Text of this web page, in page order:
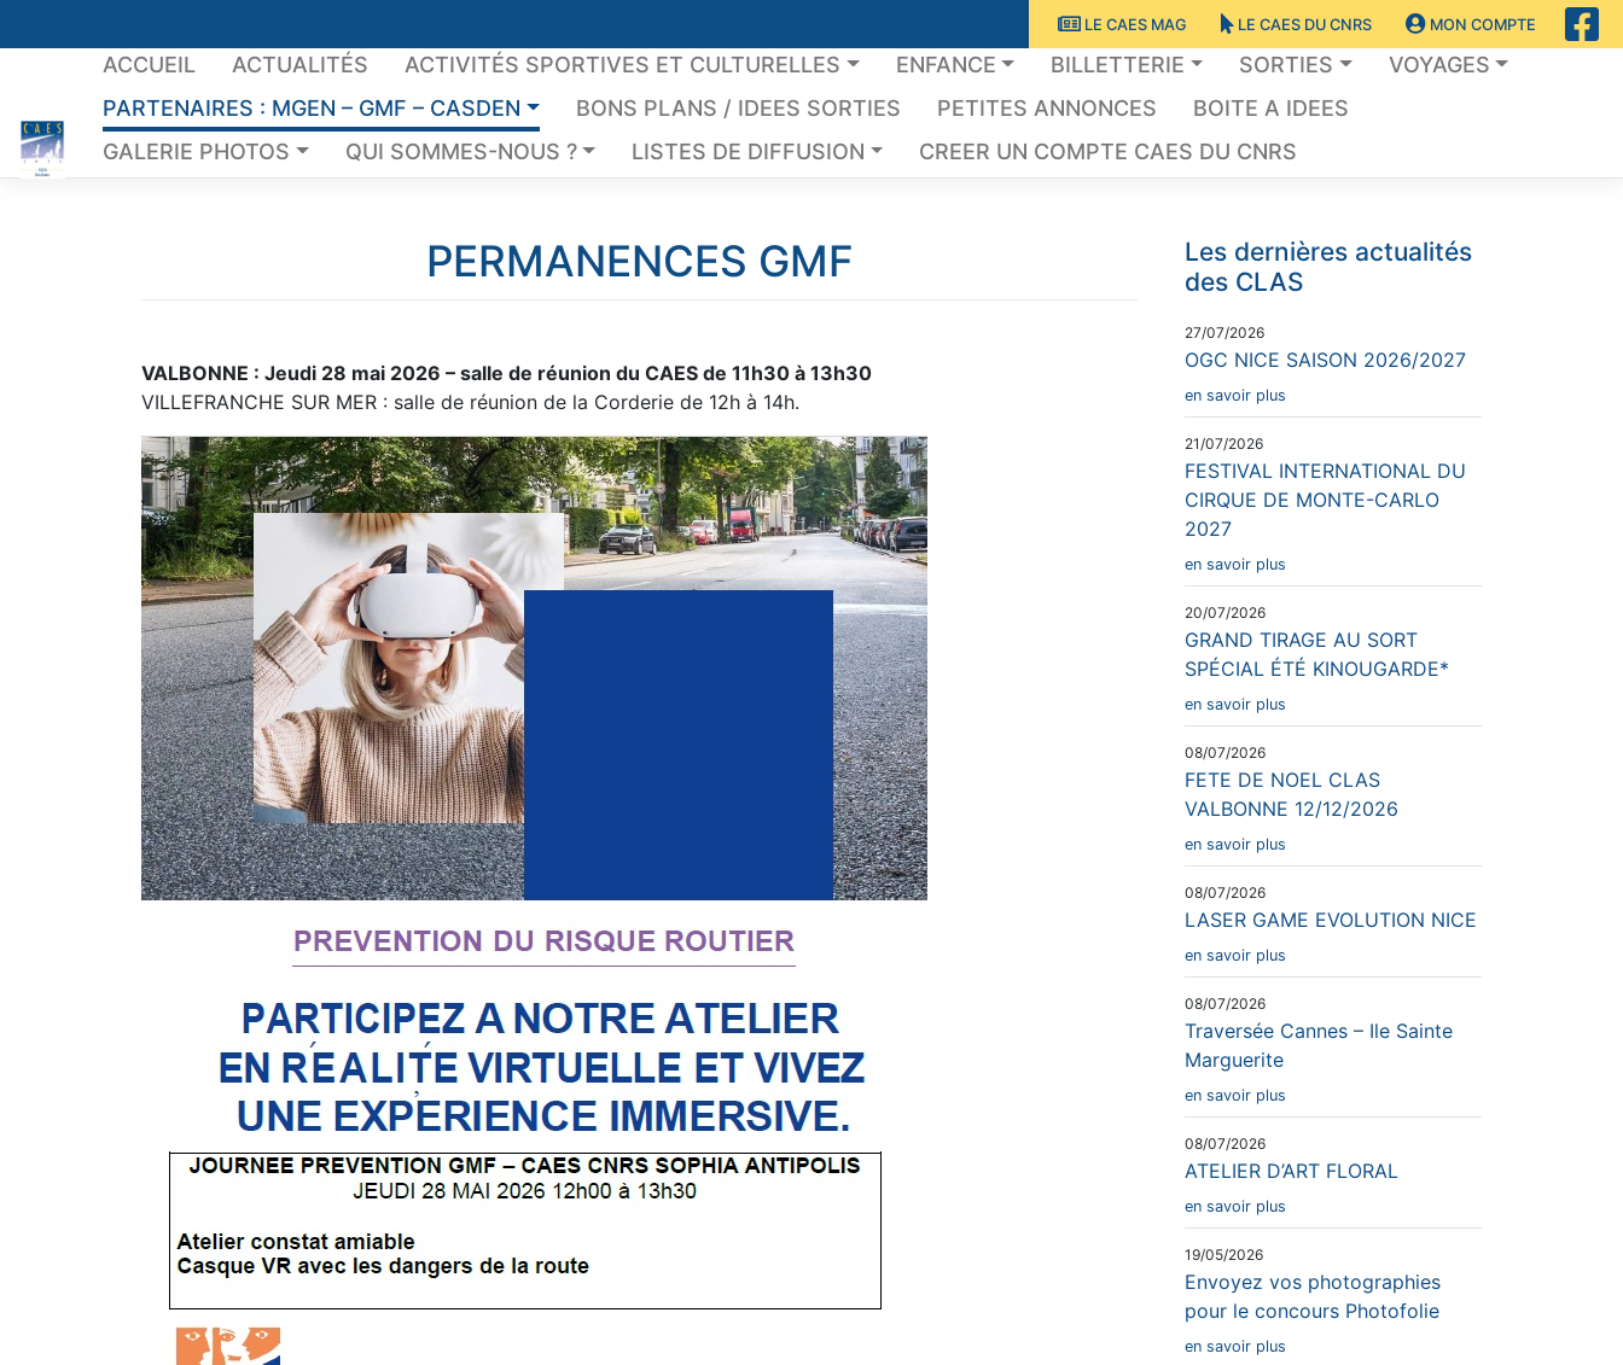
to
LE CAES MAG LE CAES DU CNRS MON COMPTE
ACCUEIL ACTUALITÉS ACTIVITÉS SPORTIVES ET CULTURELLES ENFANCE BILLETTERIE SORTIES
VOYAGES
PARTENAIRES : MGEN – GMF – CASDEN
BONS PLANS / IDEES SORTIES PETITES ANNONCES
BOITE A IDEES
GALERIE PHOTOS
QUI SOMMES-NOUS ? LISTES DE DIFFUSION CREER UN COMPTE CAES DU CNRS
PERMANENCES GMF
VALBONNE : Jeudi 28 mai 2026 – salle de réunion du CAES de 11h30 à 13h30
VILLEFRANCHE SUR MER : salle de réunion de la Corderie de 12h à 14h.
Les dernières actualités
des CLAS
27/07/2026
OGC NICE SAISON 2026/2027
en savoir plus
21/07/2026
FESTIVAL INTERNATIONAL DU
CIRQUE DE MONTE-CARLO
2027
en savoir plus
20/07/2026
GRAND TIRAGE AU SORT
SPÉCIAL ÉTÉ KINOUGARDE*
en savoir plus
08/07/2026
FETE DE NOEL CLAS
VALBONNE 12/12/2026
en savoir plus
08/07/2026
LASER GAME EVOLUTION NICE
en savoir plus
08/07/2026
Traversée Cannes – Ile Sainte
Marguerite
en savoir plus
08/07/2026
ATELIER D’ART FLORAL
en savoir plus
19/05/2026
Envoyez vos photographies
pour le concours Photofolie
en savoir plus